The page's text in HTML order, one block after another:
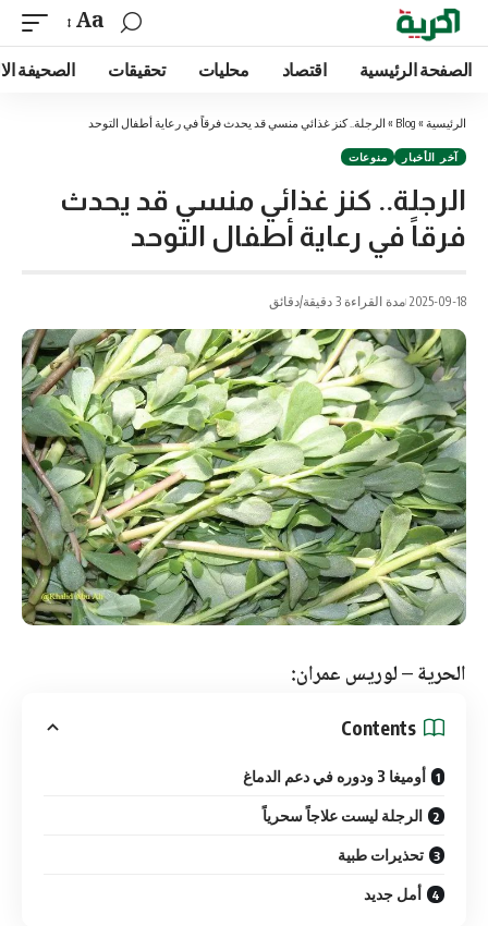
Aa
الصفحة الرئيسية اقتصاد محليات تحقيقات الصحيفة
الرئيسية »
Blog
» الرجلة.. كنز غذائي منسي قد يحدث فرقاً في رعاية أطفال التوحد
آخر الأخبار منوعات
الرجلة.. كنز غذائي منسي قد يحدث
فرقاً في رعاية أطفال التوحد
2025-09-18 مدة القراءة 3 دقيقة/دقائق
الحرية – لوريس عمران:
Contents
أوميغا 3 ودوره في دعم الدماغ
الرجلة ليست علاجاً سحرياً
تحذيرات طبية
أمل جديد